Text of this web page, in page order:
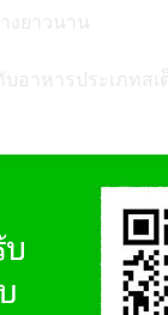
งยาวนาน
าหารประเภทส